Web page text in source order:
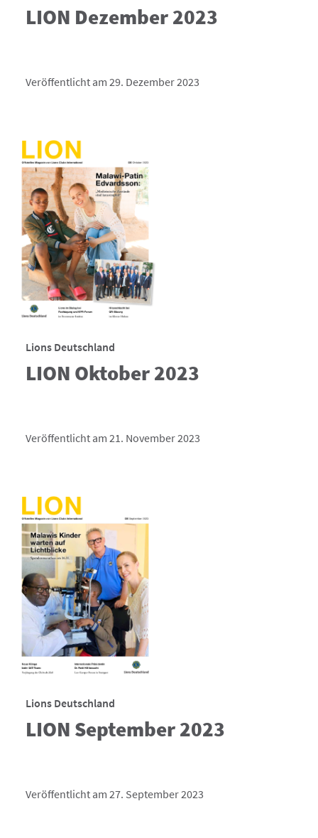
LION Dezember 2023
Veröffentlicht am 29. Dezember 2023
Lions Deutschland
LION Oktober 2023
Veröffentlicht am 21. November 2023
Lions Deutschland
LION September 2023
Veröffentlicht am 27. September 2023